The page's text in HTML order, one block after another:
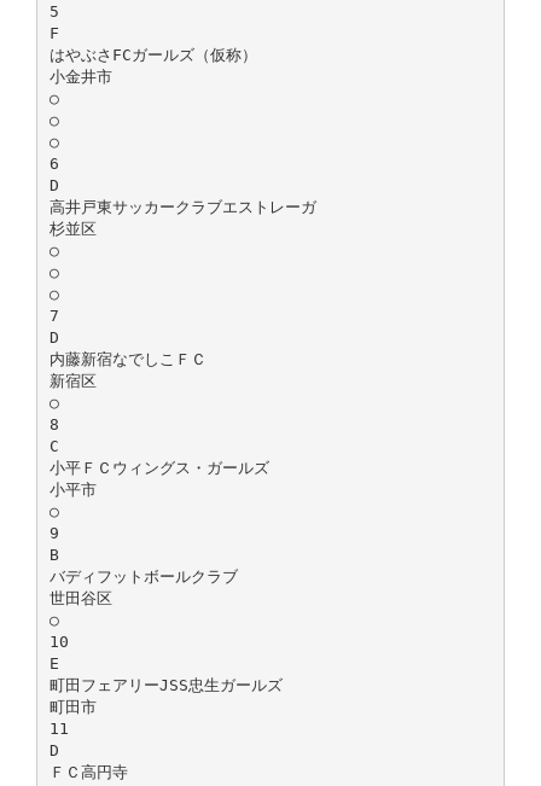
5
F
はやぶさFCガールズ（仮称）
小金井市
○
○
○
6
D
高井戸東サッカークラブエストレーガ
杉並区
○
○
○
7
D
内藤新宿なでしこＦＣ
新宿区
○
8
C
小平ＦＣウィングス・ガールズ
小平市
○
9
B
バディフットボールクラブ
世田谷区
○
10
E
町田フェアリーJSS忠生ガールズ
町田市
11
D
ＦＣ高円寺